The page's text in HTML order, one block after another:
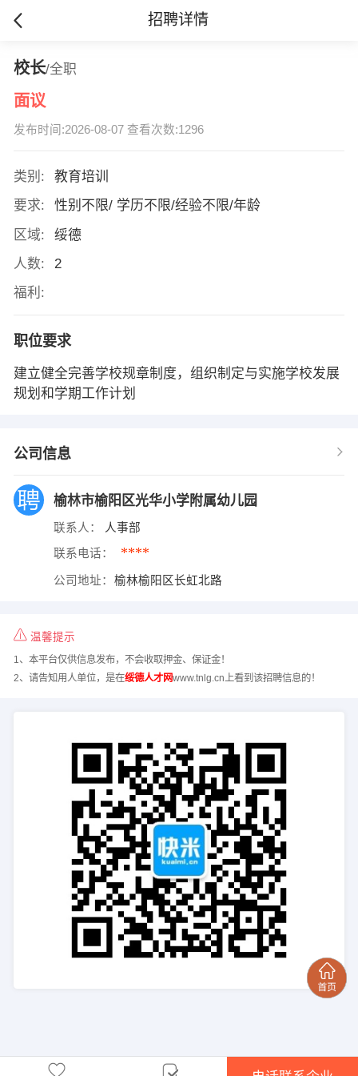
招聘详情
校长/全职
面议
发布时间:2026-08-07 查看次数:1296
类别:
教育培训
要求:
性别不限/ 学历不限/经验不限/年龄
区域:
绥德
人数:
2
福利:
职位要求
建立健全完善学校规章制度，组织制定与实施学校发展
规划和学期工作计划
公司信息
榆林市榆阳区光华小学附属幼儿园
联系人： 人事部
联系电话： ****
公司地址： 榆林榆阳区长虹北路
温馨提示
1、本平台仅供信息发布，不会收取押金、保证金！
2、请告知用人单位，是在绥德人才网www.tnlg.cn上看到该招聘信息的！